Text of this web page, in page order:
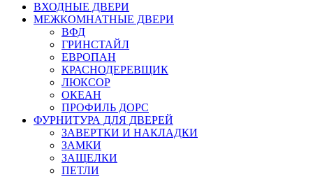
ВХОДНЫЕ ДВЕРИ
МЕЖКОМНАТНЫЕ ДВЕРИ
ВФД
ГРИНСТАЙЛ
ЕВРОПАН
КРАСНОДЕРЕВЩИК
ЛЮКСОР
ОКЕАН
ПРОФИЛЬ ДОРС
ФУРНИТУРА ДЛЯ ДВЕРЕЙ
ЗАВЕРТКИ И НАКЛАДКИ
ЗАМКИ
ЗАЩЕЛКИ
ПЕТЛИ